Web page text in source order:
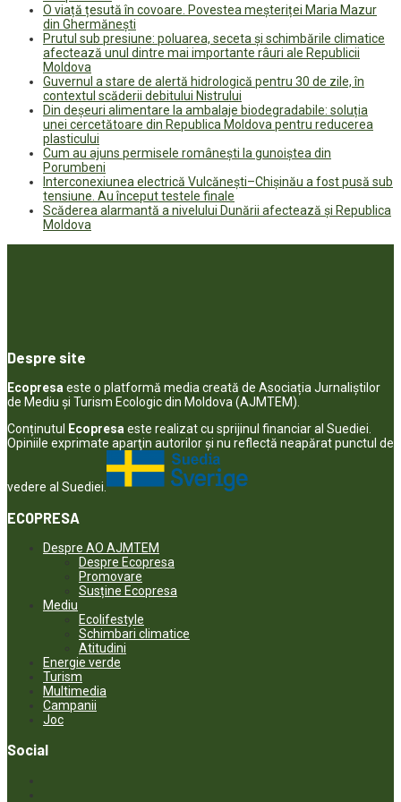
O viață țesută în covoare. Povestea meșteriței Maria Mazur
din Ghermănești
Prutul sub presiune: poluarea, seceta și schimbările climatice
afectează unul dintre mai importante râuri ale Republicii
Moldova
Guvernul a stare de alertă hidrologică pentru 30 de zile, în
contextul scăderii debitului Nistrului
Din deșeuri alimentare la ambalaje biodegradabile: soluția
unei cercetătoare din Republica Moldova pentru reducerea
plasticului
Cum au ajuns permisele românești la gunoiștea din
Porumbeni
Interconexiunea electrică Vulcănești–Chișinău a fost pusă sub
tensiune. Au început testele finale
Scăderea alarmantă a nivelului Dunării afectează și Republica
Moldova
Despre site
Ecopresa este o platformă media creată de Asociația Jurnaliștilor
de Mediu și Turism Ecologic din Moldova (AJMTEM).
Conținutul
Ecopresa este realizat cu sprijinul financiar al Suediei.
Opiniile exprimate aparţin autorilor şi nu reflectă neapărat punctul de
vedere al Suediei.
ECOPRESA
Despre AO AJMTEM
Despre Ecopresa
Promovare
Susține Ecopresa
Mediu
Ecolifestyle
Schimbari climatice
Atitudini
Energie verde
Turism
Multimedia
Campanii
Joc
Social